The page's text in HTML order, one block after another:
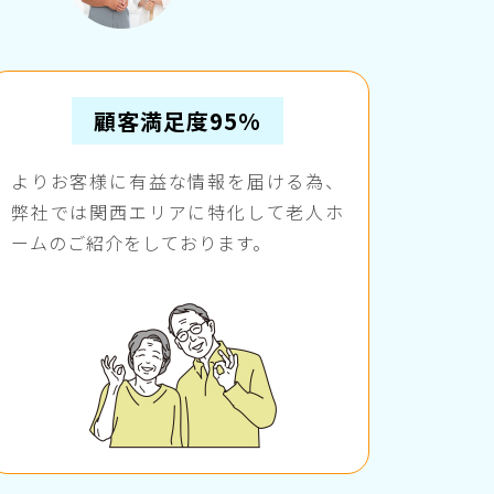
顧客満足度95%
よりお客様に有益な情報を届ける為、
弊社では関西エリアに特化して老人ホ
ームのご紹介をしております。